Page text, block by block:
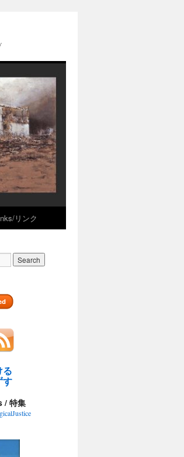
リンク
る
す
/ 特集